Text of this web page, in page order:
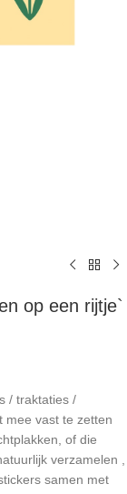
op een rijtje`
/ traktaties /
mee vast te zetten
of die
verzamelen ,
samen met